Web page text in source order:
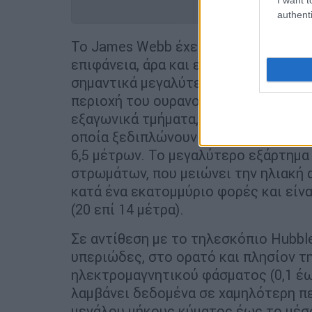
Το James Webb έχει μάζα 6 τόνους
επιφάνεια, άρα και ευαισθησία,
σημαντικά μεγαλύτερο οπτικό
περιοχή του ουρανού. Το πρωτεύον
εξαγωνικά τμήματα, που είναι
οποία ξεδιπλώνουν και
6,5 μέτρων. Το μεγαλύτερο εξάρτημα
στρωμάτων, που μειώνει την ηλιακή
κατά ένα εκατομμύριο φορές και
(20 επί 14 μέτρα).
Σε αντίθεση με το τηλεσκόπιο
υπεριώδες, στο ορατό και πλησίον
ηλεκτρομαγνητικού φάσματος (0,1
λαμβάνει δεδομένα σε χαμηλότερη